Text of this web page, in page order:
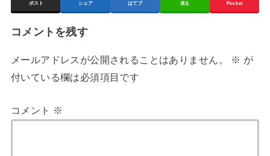
ポスト シェア はてブ 送る Pocket
コメントを残す
メールアドレスが公開されることはありません。 ※ が
付いている欄は必須項目です
コメント ※